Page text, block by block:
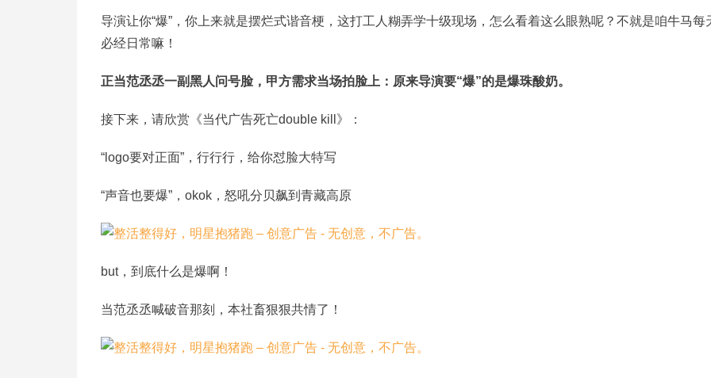
导演让你“爆”，你上来就是摆烂式谐音梗，这打工人糊弄学十级现场，怎么看着这么眼熟呢？不就是咱牛马每
必经日常嘛！
正当范丞丞一副黑人问号脸，甲方需求当场拍脸上：原来导演要“爆”的是爆珠酸奶。
接下来，请欣赏《当代广告死亡double kill》：
“logo要对正面”，行行行，给你怼脸大特写
“声音也要爆”，okok，怒吼分贝飙到青藏高原
but，到底什么是爆啊！
当范丞丞喊破音那刻，本社畜狠狠共情了！